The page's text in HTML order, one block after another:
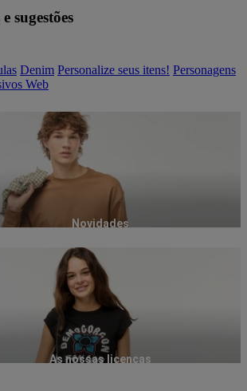
sugestões
Denim Personalize seus itens! Personagens
Web
Novidades
As nossas licenças